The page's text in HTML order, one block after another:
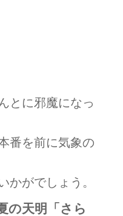
とに邪魔になっ
番を前に気象の
かがでしょう。
の天明「さら